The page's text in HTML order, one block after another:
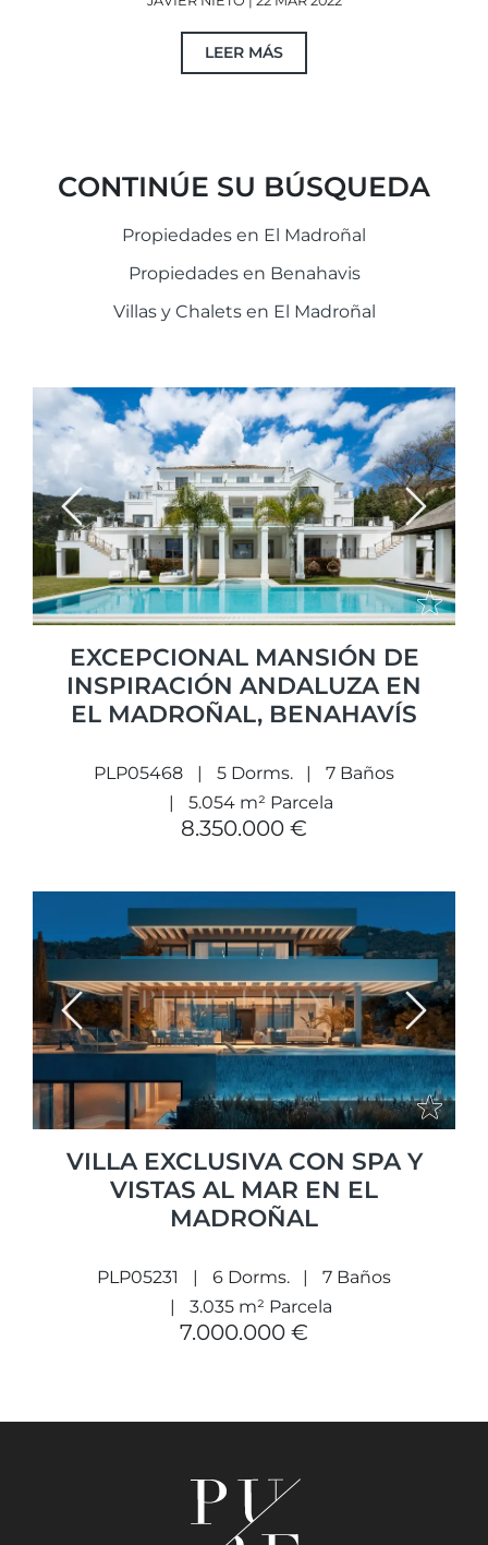
LEER MÁS
CONTINÚE SU BÚSQUEDA
Propiedades en El Madroñal
Propiedades en Benahavis
Villas y Chalets en El Madroñal
Previous Next
EXCEPCIONAL MANSIÓN DE
INSPIRACIÓN ANDALUZA EN
EL MADROÑAL, BENAHAVÍS
PLP05468 5 Dorms.
7 Baños
5.054 m² Parcela
8.350.000 €
Previous Next
VILLA EXCLUSIVA CON SPA Y
VISTAS AL MAR EN EL
MADROÑAL
PLP05231 6 Dorms.
7 Baños
3.035 m² Parcela
7.000.000 €